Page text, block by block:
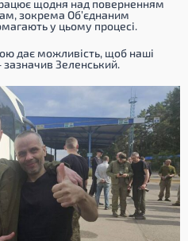
щодня над поверненням
зокрема Об’єднаним
у цьому процесі.
дає можливість, щоб наші
зазначив Зеленський.